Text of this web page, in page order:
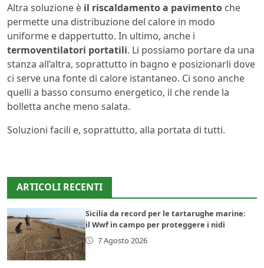
Altra soluzione è il riscaldamento a pavimento che
permette una distribuzione del calore in modo
uniforme e dappertutto. In ultimo, anche i
termoventilatori portatili. Li possiamo portare da una
stanza all’altra, soprattutto in bagno e posizionarli dove
ci serve una fonte di calore istantaneo. Ci sono anche
quelli a basso consumo energetico, il che rende la
bolletta anche meno salata.
Soluzioni facili e, soprattutto, alla portata di tutti.
ARTICOLI RECENTI
Sicilia da record per le tartarughe marine:
il Wwf in campo per proteggere i nidi
7 Agosto 2026